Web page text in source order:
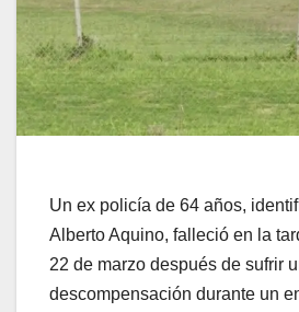
Un ex policía de 64 años,
Alberto Aquino, falleció en la
22 de marzo después de sufrir
descompensación durante un